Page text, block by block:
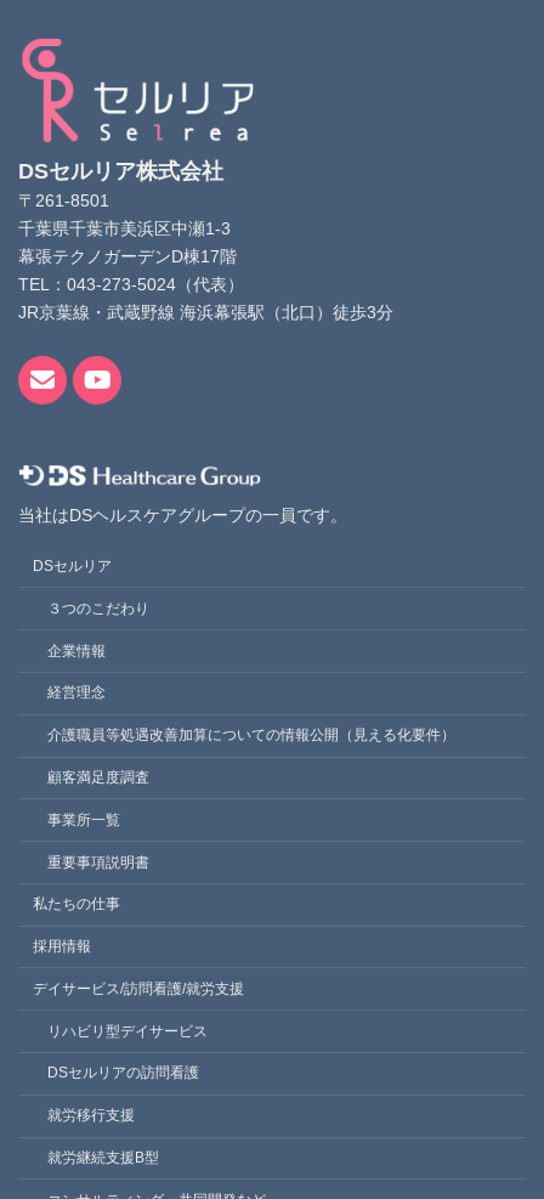
DSセルリア株式会社
〒261-8501
千葉県千葉市美浜区中瀬1-3
幕張テクノガーデンD棟17階
TEL：043-273-5024（代表）
JR京葉線・武蔵野線 海浜幕張駅（北口）徒歩3分
当社はDSヘルスケアグループの一員です。
DSセルリア
３つのこだわり
企業情報
経営理念
介護職員等処遇改善加算についての情報公開（見える化要件）
顧客満足度調査
事業所一覧
重要事項説明書
私たちの仕事
採用情報
デイサービス/訪問看護/就労支援
リハビリ型デイサービス
DSセルリアの訪問看護
就労移行支援
就労継続支援B型